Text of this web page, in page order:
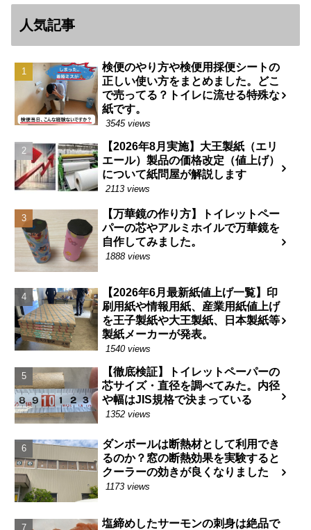
人気記事
検便のやり方や検便用採便シートの
正しい使い方をまとめました。どこ
で売ってる？トイレに流せる特殊な
紙です。
3545 views
【2026年8月実施】大王製紙（エリ
エール）製品の価格改定（値上げ）
について紙問屋が解説します
2113 views
【万華鏡の作り方】トイレットペー
パーの芯やアルミホイルで万華鏡を
自作してみました。
1888 views
【2026年6月最新紙値上げ一覧】印
刷用紙や情報用紙、産業用紙値上げ
を王子製紙や大王製紙、日本製紙等
製紙メーカーが発表。
1540 views
【徹底検証】トイレットペーパーの
芯サイズ・直径を調べてみた。内径
や幅はJIS規格で決まっている
1352 views
ダンボールは断熱材として利用でき
るのか？窓の断熱効果を実験すると
クーラーの効きが良くなりました
1173 views
塩締めしたサーモンの刺身は絶品で